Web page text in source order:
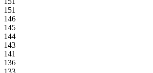
151
146
145
144
143
141
136